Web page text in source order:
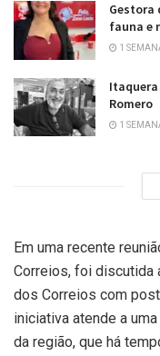
Gestora
fauna e
1
Romero
1
Em uma recente
Correios, foi discutida
dos Correios com
iniciativa atende a
da região, que há